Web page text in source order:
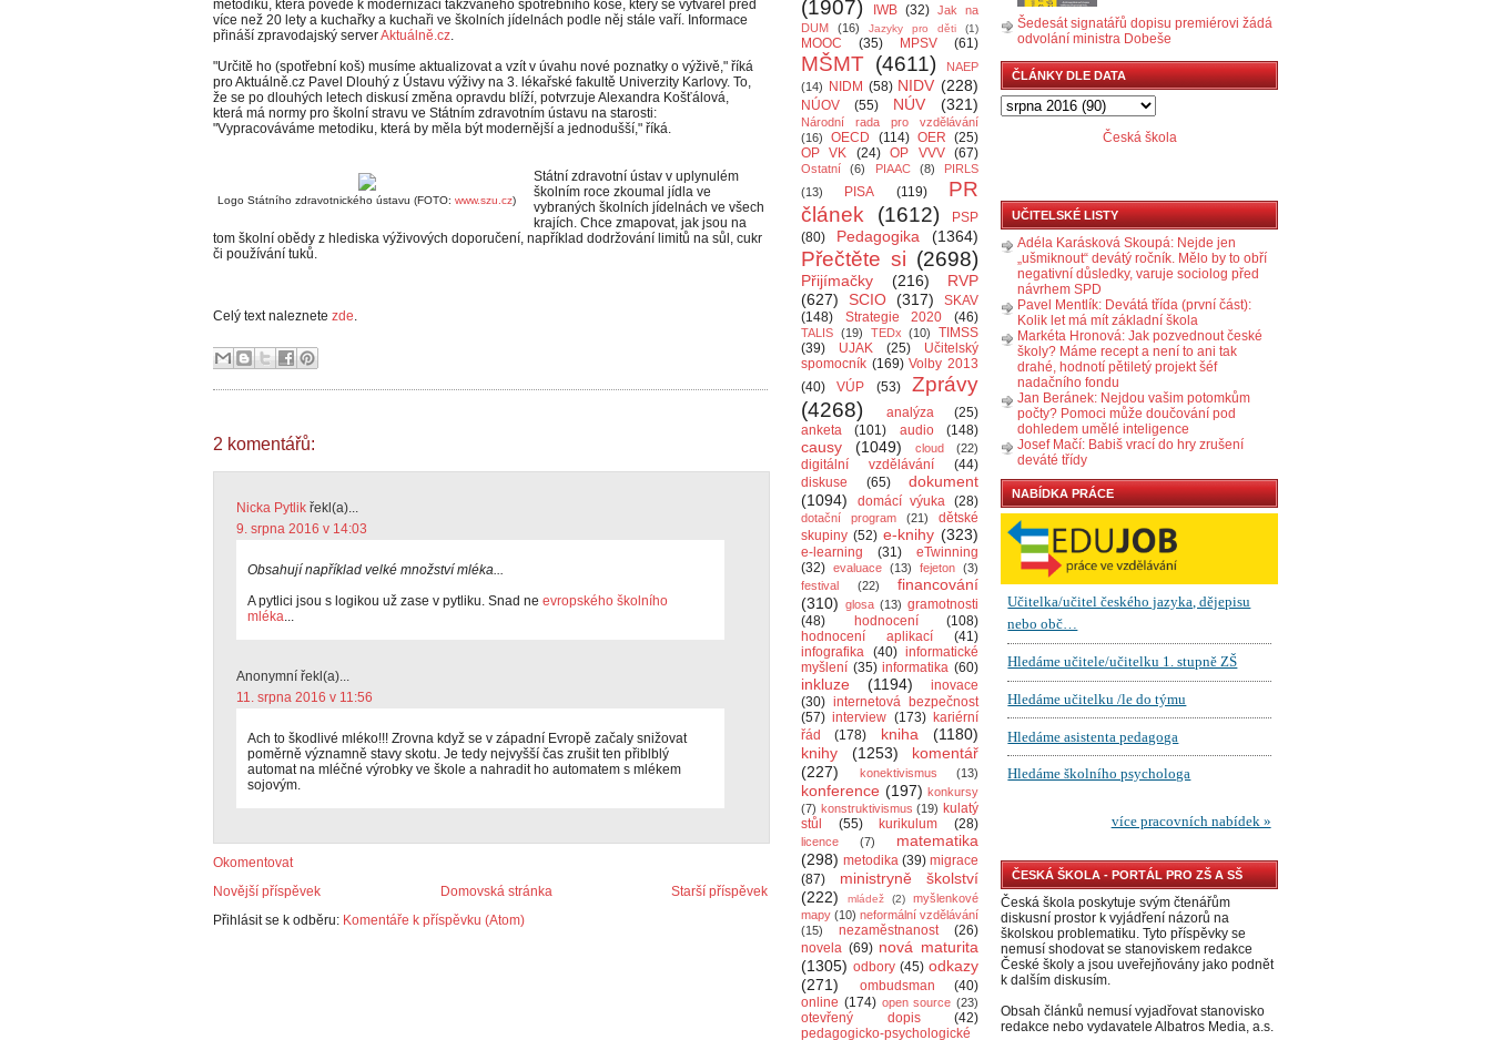
metodiku, která povede k modernizaci takzvaného spotřebního koše, který se vytvářel před
více než 20 lety a kuchařky a kuchaři ve školních jídelnách podle něj stále vaří. Informace
přináší zpravodajský serverAktuálně.cz.
"Určitě ho (spotřební koš) musíme aktualizovat a vzít v úvahu nové poznatky o výživě," říká
pro Aktuálně.cz Pavel Dlouhý z Ústavu výživy na 3. lékařské fakultě Univerzity Karlovy. To,
že se po dlouhých letech diskusí změna opravdu blíží, potvrzuje Alexandra Košťálová,
která má normy pro školní stravu ve Státním zdravotním ústavu na starosti:
"Vypracováváme metodiku, která by měla být modernější a jednodušší," říká.
Logo Státního zdravotnického ústavu (FOTO: www.szu.cz)
Státní zdravotní ústav v uplynulém
školním roce zkoumal jídla ve
vybraných školních jídelnách ve všech
krajích. Chce zmapovat, jak jsou na
tom školní obědy z hlediska výživových doporučení, například dodržování limitů na sůl, cukr
či používání tuků.
Celý text naleznete zde.
2 komentářů:
Nicka Pytlik řekl(a)...
9. srpna 2016 v 14:03
Obsahují například velké množství mléka...
A pytlici jsou s logikou už zase v pytliku. Snad ne evropského školního
mléka...
Anonymní řekl(a)...
11. srpna 2016 v 11:56
Ach to škodlivé mléko!!! Zrovna když se v západní Evropě začaly snižovat
poměrně významně stavy skotu. Je tedy nejvyšší čas zrušit ten přiblblý
automat na mléčné výrobky ve škole a nahradit ho automatem s mlékem
sojovým.
Okomentovat
Novější příspěvek
Starší příspěvek
Domovská stránka
Přihlásit se k odběru: Komentáře k příspěvku (Atom)
(1907)
IWB (32) Jak na
DUM
(16) Jazyky pro děti (1)
MOOC (35) MPSV (61)
MŠMT (4611)
NAEP
(14)
NIDM (58) NIDV (228)
NÚOV (55) NÚV (321)
Národní rada pro vzdělávání
(16)
OECD (114) OER (25)
OP VK
(24) OP VVV (67)
Ostatní (6) PIAAC (8)
PIRLS
(13)
PISA (119)
PR
článek
(1612)
PSP
(80)
Pedagogika (1364)
Přečtěte si (2698)
Přijímačky (216)
RVP
(627)
SCIO (317)
SKAV
(148)
Strategie 2020 (46)
TALIS (19) TEDx (10)
TIMSS
(39)
UJAK (25)
Učitelský
spomocník (169) Volby 2013
(40)
VÚP (53)
Zprávy
(4268)
analýza
(25)
anketa
(101) audio (148)
causy (1049) cloud (22)
digitální vzdělávání
(44)
diskuse
(65)
dokument
(1094)
domácí výuka (28)
dotační program (21)
dětské
skupiny (52) e-knihy (323)
e-learning (31)
eTwinning
(32) evaluace (13) fejeton (3)
festival
(22)
financování
(310) glosa (13) gramotnosti
(48)
hodnocení
(108)
hodnocení aplikací
(41)
infografika (40) informatické
myšlení (35) informatika (60)
inkluze (1194)
inovace
(30) internetová bezpečnost
(57) interview (173) kariérní
řád
(178) kniha
(1180)
knihy
(1253)
komentář
(227)
konektivismus (13)
konference (197) konkursy
(7) konstruktivismus (19) kulatý
stůl
(55) kurikulum (28)
licence (7)
matematika
(298) metodika (39) migrace
(87)
ministryně školství
(222)
mládež (2)
myšlenkové
mapy (10) neformální vzdělávání
(15)
nezaměstnanost
(26)
novela (69) nová maturita
(1305) odbory (45) odkazy
(271)
ombudsman
(40)
online (174) open source (23)
otevřený dopis
(42)
pedagogicko-psychologické
Šedesát signatářů dopisu premiérovi žádá
odvolání ministra Dobeše
ČLÁNKY DLE DATA
Česká škola
UČITELSKÉ LISTY
Adéla Karásková Skoupá: Nejde jen
„ušmiknout“ devátý ročník. Mělo by to obří
negativní důsledky, varuje sociolog před
návrhem SPD
Pavel Mentlík: Devátá třída (první část):
Kolik let má mít základní škola
Markéta Hronová: Jak pozvednout české
školy? Máme recept a není to ani tak
drahé, hodnotí pětiletý projekt šéf
nadačního fondu
Jan Beránek: Nejdou vašim potomkům
počty? Pomoci může doučování pod
dohledem umělé inteligence
Josef Mačí: Babiš vrací do hry zrušení
deváté třídy
NABÍDKA PRÁCE
ČESKÁ ŠKOLA - PORTÁL PRO ZŠ A SŠ
Česká škola poskytuje svým čtenářům
diskusní prostor k vyjádření názorů na
školskou problematiku. Tyto příspěvky se
nemusí shodovat se stanoviskem redakce
České školy a jsou uveřejňovány jako podnět
k dalším diskusím.
Obsah článků nemusí vyjadřovat stanovisko
redakce nebo vydavatele Albatros Media, a.s.